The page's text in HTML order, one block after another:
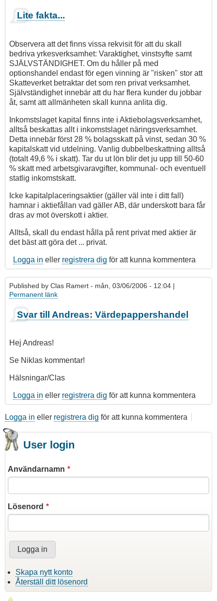
Lite fakta...
Observera att det finns vissa rekvisit för att du skall
bedriva yrkesverksamhet: Varaktighet, vinstsyfte samt
SJÄLVSTÄNDIGHET. Om du håller på med
optionshandel endast för egen vinning är "risken" stor att
Skatteverket betraktar det som ren privat verksamhet.
Självständighet innebär att du har flera kunder du jobbar
åt, samt att allmänheten skall kunna anlita dig.
Inkomstslaget kapital finns inte i Aktiebolagsverksamhet,
alltså beskattas allt i inkomstslaget näringsverksamhet.
Detta innebär först 28 % bolagsskatt på vinst, sedan 30 %
kapitalskatt vid utdelning. Vanlig dubbelbeskattning alltså
(totalt 49,6 % i skatt). Tar du ut lön blir det ju upp till 50-60
% skatt med arbetsgivaravgifter, kommunal- och eventuell
statlig inkomstskatt.
Icke kapitalplaceringsaktier (gäller väl inte i ditt fall)
hamnar i aktiefållan vad gäller AB, där underskott bara får
dras av mot överskott i aktier.
Alltså, skall du endast hålla på rent privat med aktier är
det bäst att göra det ... privat.
Logga in eller registrera dig för att kunna kommentera
Published by Clas Ramert - mån, 03/06/2006 - 12:04 |
Permanent länk
Svar till Andreas: Värdepappershandel
Hej Andreas!
Se Niklas kommentar!
Hälsningar/Clas
Logga in eller registrera dig för att kunna kommentera
Logga in eller registrera dig för att kunna kommentera
User login
Användarnamn
Lösenord
Skapa nytt konto
Återställ ditt lösenord